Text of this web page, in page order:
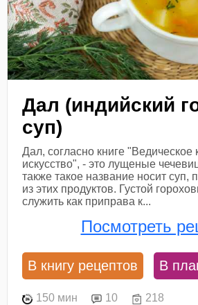
Дал (индийский
суп)
Дал, согласно книге "Ведическое
искусство", - это лущеные
также такое название носит суп,
из этих продуктов. Густой
служить как приправа к...
Посмотреть
В книгу рецептов В
150 мин 10 218